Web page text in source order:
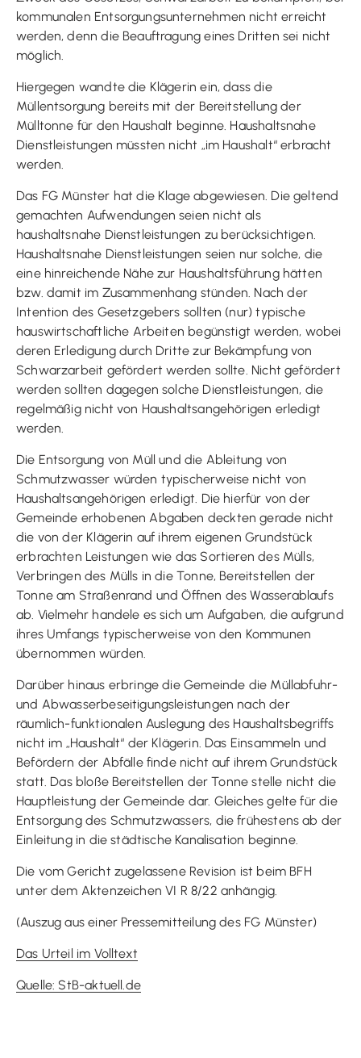
kommunalen Entsorgungsunternehmen nicht erreicht
werden, denn die Beauftragung eines Dritten sei nicht
möglich.
Hiergegen wandte die Klägerin ein, dass die
Müllentsorgung bereits mit der Bereitstellung der
Mülltonne für den Haushalt beginne. Haushaltsnahe
Dienstleistungen müssten nicht „im Haushalt“ erbracht
werden.
Das FG Münster hat die Klage abgewiesen. Die geltend
gemachten Aufwendungen seien nicht als
haushaltsnahe Dienstleistungen zu berücksichtigen.
Haushaltsnahe Dienstleistungen seien nur solche, die
eine hinreichende Nähe zur Haushaltsführung hätten
bzw. damit im Zusammenhang stünden. Nach der
Intention des Gesetzgebers sollten (nur) typische
hauswirtschaftliche Arbeiten begünstigt werden, wobei
deren Erledigung durch Dritte zur Bekämpfung von
Schwarzarbeit gefördert werden sollte. Nicht gefördert
werden sollten dagegen solche Dienstleistungen, die
regelmäßig nicht von Haushaltsangehörigen erledigt
werden.
Die Entsorgung von Müll und die Ableitung von
Schmutzwasser würden typischerweise nicht von
Haushaltsangehörigen erledigt. Die hierfür von der
Gemeinde erhobenen Abgaben deckten gerade nicht
die von der Klägerin auf ihrem eigenen Grundstück
erbrachten Leistungen wie das Sortieren des Mülls,
Verbringen des Mülls in die Tonne, Bereitstellen der
Tonne am Straßenrand und Öffnen des Wasserablaufs
ab. Vielmehr handele es sich um Aufgaben, die aufgrund
ihres Umfangs typischerweise von den Kommunen
übernommen würden.
Darüber hinaus erbringe die Gemeinde die Müllabfuhr-
und Abwasserbeseitigungsleistungen nach der
räumlich-funktionalen Auslegung des Haushaltsbegriffs
nicht im „Haushalt“ der Klägerin. Das Einsammeln und
Befördern der Abfälle finde nicht auf ihrem Grundstück
statt. Das bloße Bereitstellen der Tonne stelle nicht die
Hauptleistung der Gemeinde dar. Gleiches gelte für die
Entsorgung des Schmutzwassers, die frühestens ab der
Einleitung in die städtische Kanalisation beginne.
Die vom Gericht zugelassene Revision ist beim BFH
unter dem Aktenzeichen VI R 8/22 anhängig.
(Auszug aus einer Pressemitteilung des FG Münster)
Das Urteil im Volltext
Quelle: StB-aktuell.de